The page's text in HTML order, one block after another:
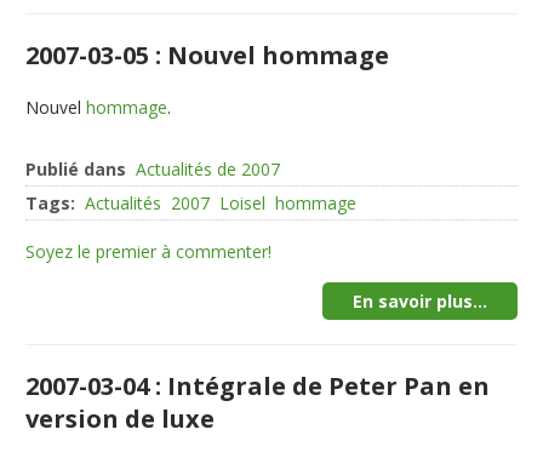
2007-03-05 : Nouvel hommage
Nouvelhommage.
Publié dans Actualités de 2007
Tags: Actualités 2007 Loisel hommage
Soyez le premier à commenter!
En savoir plus...
2007-03-04 : Intégrale de Peter Pan en
version de luxe